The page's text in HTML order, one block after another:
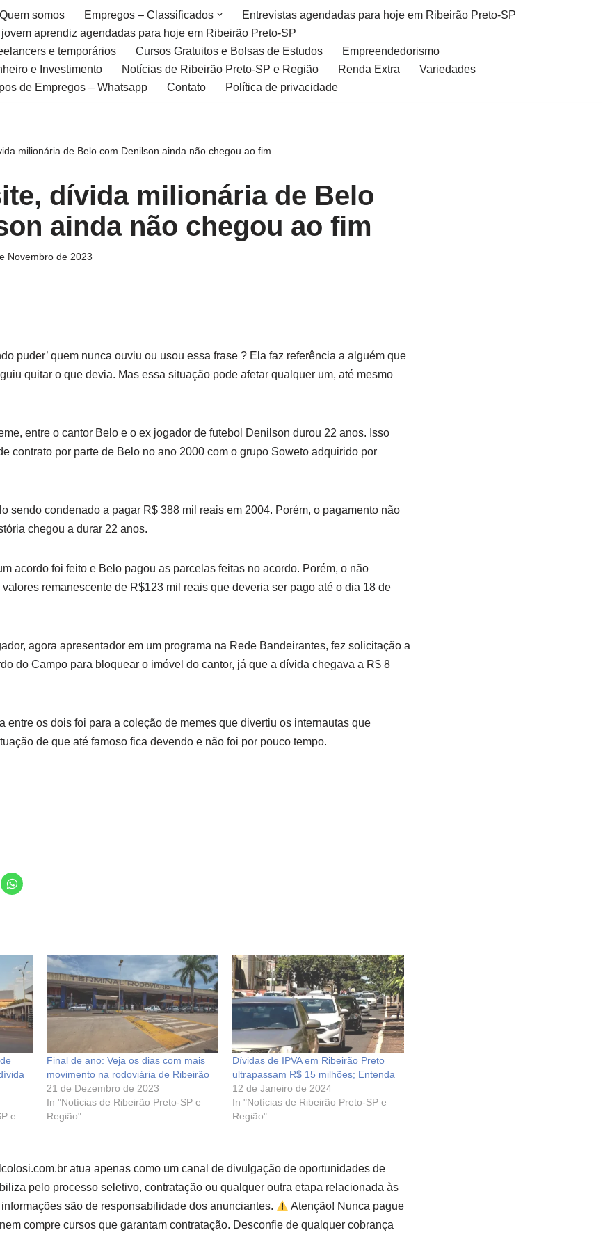
Quem somos Empregos – Classificados
Entrevistas agendadas para hoje em Ribeirão Preto-SP
aprendiz agendadas para hoje em Ribeirão Preto-SP
e temporários
Cursos Gratuitos e Bolsas de Estudos
Empreendedorismo
e Investimento Notícias de Ribeirão Preto-SP e Região Renda Extra
Variedades
de Empregos – Whatsapp Contato Política de privacidade
milionária de Belo com Denilson ainda não chegou ao fim
dívida milionária de Belo
ainda não chegou ao fim
Novembro de 2023
puder’ quem nunca ouviu ou usou essa frase ? Ela faz referência a alguém que
quitar o que devia. Mas essa situação pode afetar qualquer um, até mesmo
entre o cantor Belo e o ex jogador de futebol Denilson durou 22 anos. Isso
contrato por parte de Belo no ano 2000 com o grupo Soweto adquirido por
sendo condenado a pagar R$ 388 mil reais em 2004. Porém, o pagamento não
chegou a durar 22 anos.
acordo foi feito e Belo pagou as parcelas feitas no acordo. Porém, o não
remanescente de R$123 mil reais que deveria ser pago até o dia 18 de
agora apresentador em um programa na Rede Bandeirantes, fez solicitação a
do Campo para bloquear o imóvel do cantor, já que a dívida chegava a R$ 8
entre os dois foi para a coleção de memes que divertiu os internautas que
de que até famoso fica devendo e não foi por pouco tempo.
e
Final de ano: Veja os dias com mais
movimento na rodoviária de Ribeirão
21 de Dezembro de 2023
In "Notícias de Ribeirão Preto-SP e
Região"
Dívidas de IPVA em Ribeirão Preto
ultrapassam R$ 15 milhões; Entenda
12 de Janeiro de 2024
In "Notícias de Ribeirão Preto-SP e
Região"
atua apenas como um canal de divulgação de oportunidades de
pelo processo seletivo, contratação ou qualquer outra etapa relacionada às
são de responsabilidade dos anunciantes.
Atenção! Nunca pague
compre cursos que garantam contratação. Desconfie de qualquer cobrança